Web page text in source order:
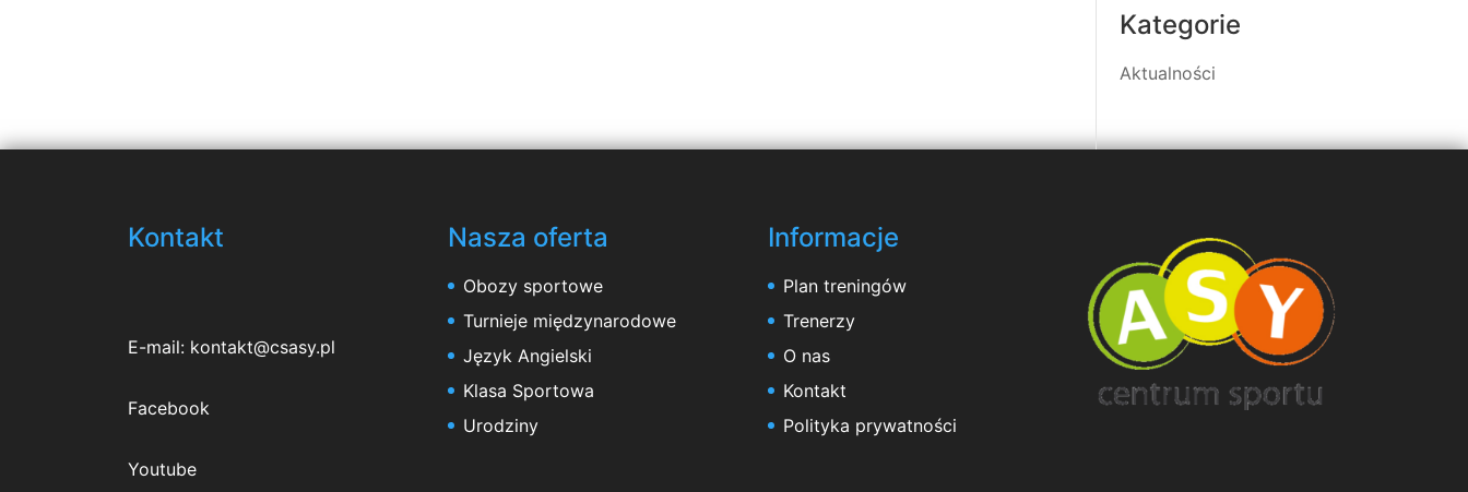
Kategorie
Aktualności
Kontakt
E-mail: kontakt@csasy.pl
Facebook
Youtube
Nasza oferta
Obozy sportowe
Turnieje międzynarodowe
Język Angielski
Klasa Sportowa
Urodziny
Informacje
Plan treningów
Trenerzy
O nas
Kontakt
Polityka prywatności